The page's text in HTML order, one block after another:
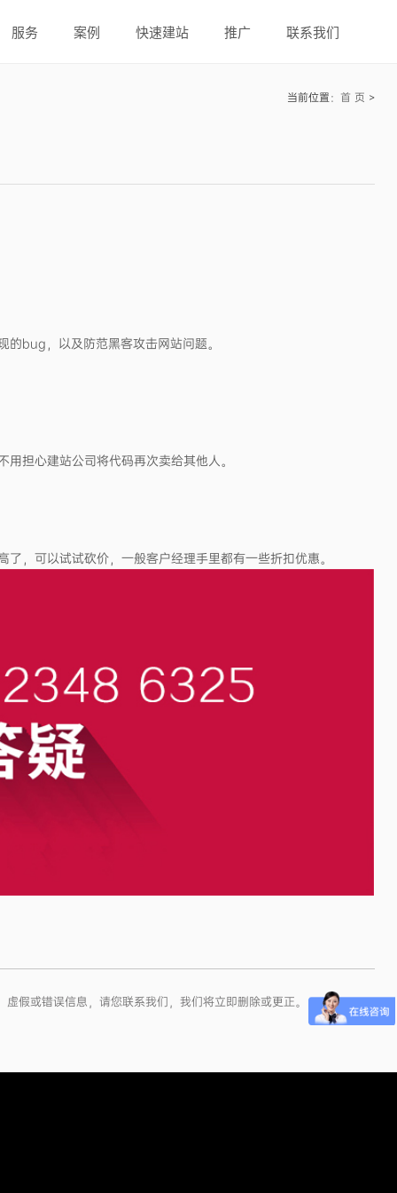
服务 案例 快速建站 推广 联系我们
当前位置： 首 页 >
bug，以及防范黑客攻击网站问题。
担心建站公司将代码再次卖给其他人。
，可以试试砍价，一般客户经理手里都有一些折扣优惠。
假或错误信息，请您联系我们，我们将立即删除或更正。